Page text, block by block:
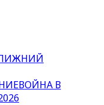
ВОЙНА В